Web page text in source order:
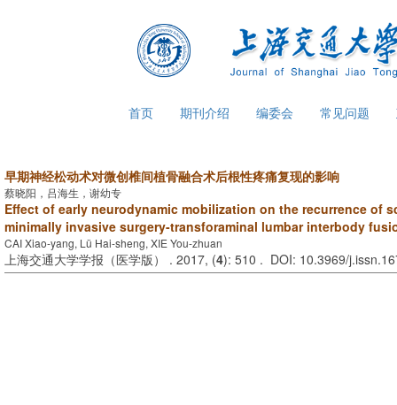
首页 期刊介绍 编委会 常见问题
早期神经松动术对微创椎间植骨融合术后根性疼痛复现的影响
蔡晓阳，吕海生，谢幼专
Effect of early neurodynamic mobilization on the recurrence of
minimally invasive surgery-transforaminal lumbar interbody
CAI Xiao-yang, Lü Hai-sheng, XIE You-zhuan
上海交通大学学报（医学版） . 2017, (4): 510 . DOI: 10.3969/